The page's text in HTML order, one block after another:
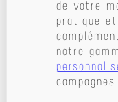
de votre
pratique et
notre
campagnes.